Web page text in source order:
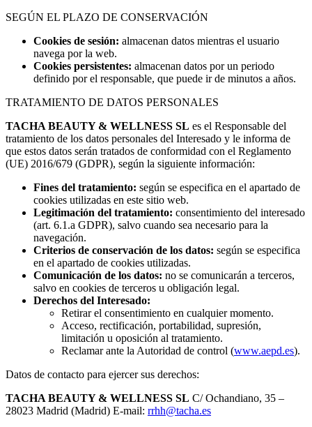
SEGÚN EL PLAZO DE CONSERVACIÓN
Cookies de sesión: almacenan datos mientras el usuario
navega por la web.
Cookies persistentes: almacenan datos por un periodo
definido por el responsable, que puede ir de minutos a años.
TRATAMIENTO DE DATOS PERSONALES
TACHA BEAUTY & WELLNESS SL es el Responsable del
tratamiento de los datos personales del Interesado y le informa de
que estos datos serán tratados de conformidad con el Reglamento
(UE) 2016/679 (GDPR), según la siguiente información:
Fines del tratamiento: según se especifica en el apartado de
cookies utilizadas en este sitio web.
Legitimación del tratamiento: consentimiento del interesado
(art. 6.1.a GDPR), salvo cuando sea necesario para la
navegación.
Criterios de conservación de los datos: según se especifica
en el apartado de cookies utilizadas.
Comunicación de los datos: no se comunicarán a terceros,
salvo en cookies de terceros u obligación legal.
Derechos del Interesado:
Retirar el consentimiento en cualquier momento.
Acceso, rectificación, portabilidad, supresión,
limitación u oposición al tratamiento.
Reclamar ante la Autoridad de control (www.aepd.es).
Datos de contacto para ejercer sus derechos:
TACHA BEAUTY & WELLNESS SL C/ Ochandiano, 35 –
28023 Madrid (Madrid) E-mail: rrhh@tacha.es